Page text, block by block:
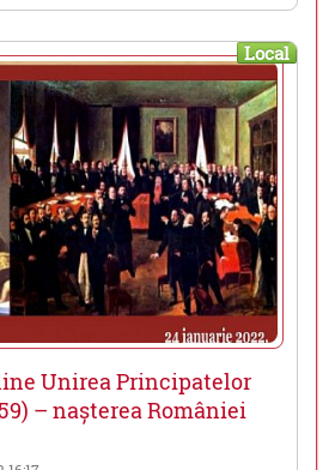
Local
Unirea Principatelor
– nașterea României